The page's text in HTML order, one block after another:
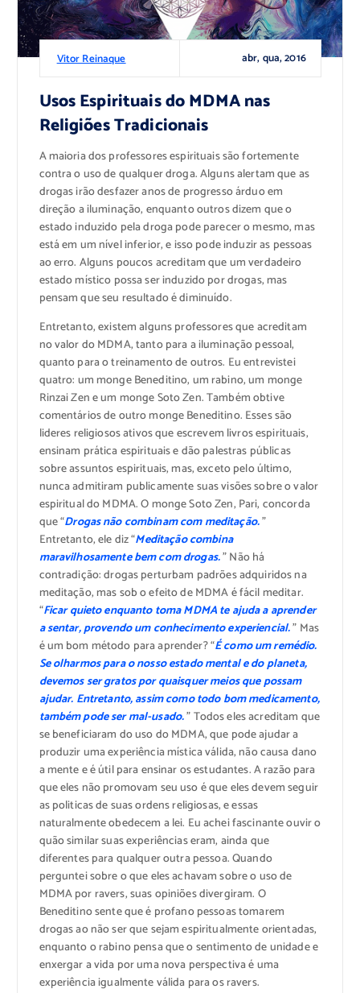
Vitor Reinaque abr, qua, 2016
Usos Espirituais do MDMA nas
Religiões Tradicionais
A maioria dos professores espirituais são fortemente
contra o uso de qualquer droga. Alguns alertam que as
drogas irão desfazer anos de progresso árduo em
direção a iluminação, enquanto outros dizem que o
estado induzido pela droga pode parecer o mesmo, mas
está em um nível inferior, e isso pode induzir as pessoas
ao erro. Alguns poucos acreditam que um verdadeiro
estado místico possa ser induzido por drogas, mas
pensam que seu resultado é diminuído.
Entretanto, existem alguns professores que acreditam
no valor do MDMA, tanto para a iluminação pessoal,
quanto para o treinamento de outros. Eu entrevistei
quatro: um monge Beneditino, um rabino, um monge
Rinzai Zen e um monge Soto Zen. Também obtive
comentários de outro monge Beneditino. Esses são
lideres religiosos ativos que escrevem livros espirituais,
ensinam prática espirituais e dão palestras públicas
sobre assuntos espirituais, mas, exceto pelo último,
nunca admitiram publicamente suas visões sobre o valor
espiritual do MDMA. O monge Soto Zen, Pari, concorda
que “Drogas não combinam com meditação.”
Entretanto, ele diz “Meditação combina
maravilhosamente bem com drogas.” Não há
contradição: drogas perturbam padrões adquiridos na
meditação, mas sob o efeito de MDMA é fácil meditar.
“Ficar quieto enquanto toma MDMA te ajuda a aprender
a sentar, provendo um conhecimento experiencial.” Mas
é um bom método para aprender? “É como um remédio.
Se olharmos para o nosso estado mental e do planeta,
devemos ser gratos por quaisquer meios que possam
ajudar. Entretanto, assim como todo bom medicamento,
também pode ser mal-usado.” Todos eles acreditam que
se beneficiaram do uso do MDMA, que pode ajudar a
produzir uma experiência mística válida, não causa dano
a mente e é útil para ensinar os estudantes. A razão para
que eles não promovam seu uso é que eles devem seguir
as politicas de suas ordens religiosas, e essas
naturalmente obedecem a lei. Eu achei fascinante ouvir o
quão similar suas experiências eram, ainda que
diferentes para qualquer outra pessoa. Quando
perguntei sobre o que eles achavam sobre o uso de
MDMA por ravers, suas opiniões divergiram. O
Beneditino sente que é profano pessoas tomarem
drogas ao não ser que sejam espiritualmente orientadas,
enquanto o rabino pensa que o sentimento de unidade e
enxergar a vida por uma nova perspectiva é uma
experiência igualmente válida para os ravers.